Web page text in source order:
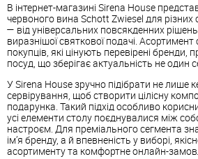
В інтернет-магазині Sirena House
червоного вина Schott Zwiesel для різних
— від універсальних повсякденних
виразнішої святкової подачі.
покупців, які цінують перевірені бренди,
посуд, що зберігає актуальність не один
У Sirena House зручно підібрати не лише
сервірування, щоб створити цілісну
подарунка. Такий підхід особливо
усі елементи столу поєднувалися між
настроєм. Для преміального сегмента
ім’я бренду, а й впевненість у виборі,
асортименту та комфортне онлайн-